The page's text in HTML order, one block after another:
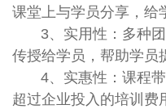
课堂上与学员分享，给
3、实用性：多种团
传授给学员，帮助学员
4、实惠性：课程
超过企业投入的培训费